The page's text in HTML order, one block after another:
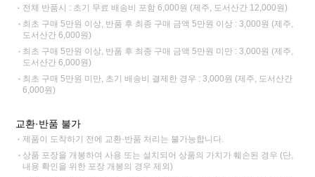
전체 반품시 : 초기 무료 배송비 포함 6,000원 (제주, 도서산간 12,000원)
최초 구매 5만원 이상, 반품 후 최종 구매 금액 5만원 이상 : 3,000원 (제주,
도서산간 6,000원)
최초 구매 5만원 이상, 반품 후 최종 구매 금액 5만원 미만 : 3,000원 (제주,
도서산간 6,000원)
최초 구매 5만원 미만, 초기 배송비 결제한 경우 : 3,000원 (제주, 도서산간
6,000원)
교환·반품 불가
제품이 도착하기 전에 교환·반품 처리는 불가능합니다.
상품 포장을 개봉하여 사용 또는 설치되어 상품의 가치가 훼손된 경우 (단,
내용 확인을 위한 포장 개봉의 경우 제외)